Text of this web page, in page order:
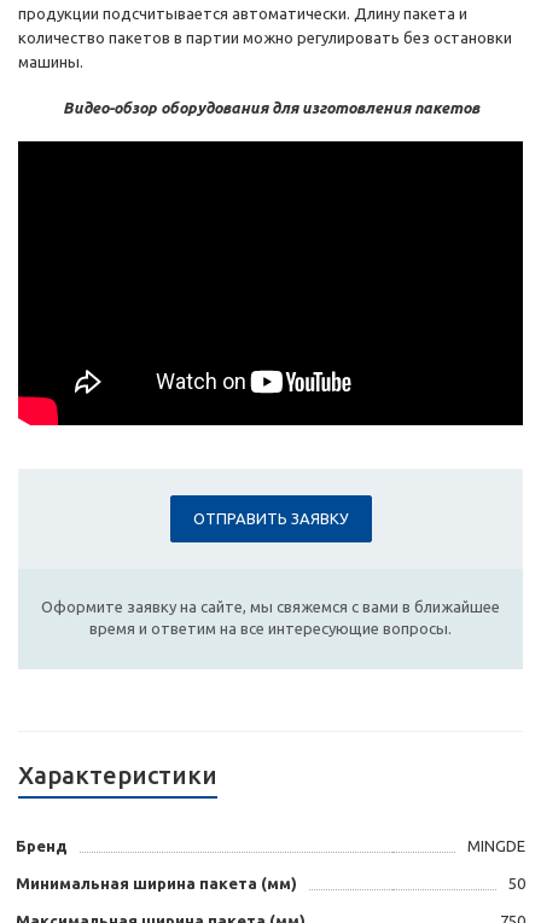
продукции подсчитывается автоматически. Длину пакета и
количество пакетов в партии можно регулировать без остановки
машины.
Видео-обзор оборудования для изготовления пакетов
ОТПРАВИТЬ ЗАЯВКУ
Оформите заявку на сайте, мы свяжемся с вами в ближайшее
время и ответим на все интересующие вопросы.
Характеристики
Бренд MINGDE
Минимальная ширина пакета (мм) 50